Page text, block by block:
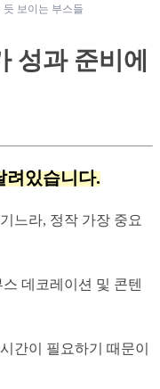
듯 보이는 부스들
성과 준비에
려있습니다.
느라, 정작 가장 중요
데코레이션 및 콘텐
간이 필요하기 때문이